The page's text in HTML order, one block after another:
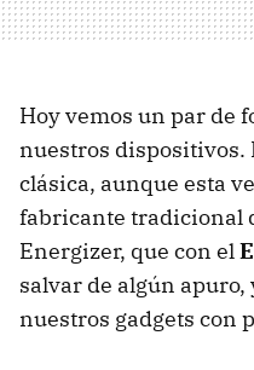
Hoy vemos un par de
nuestros dispositivos.
clásica, aunque esta
fabricante tradicional
Energizer, que con el
salvar de algún
nuestros gadgets con